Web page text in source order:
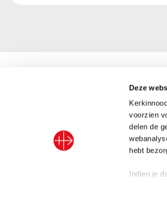
Deze
voorzien
delen de
hebt
Indien je
3001 Leuven, België